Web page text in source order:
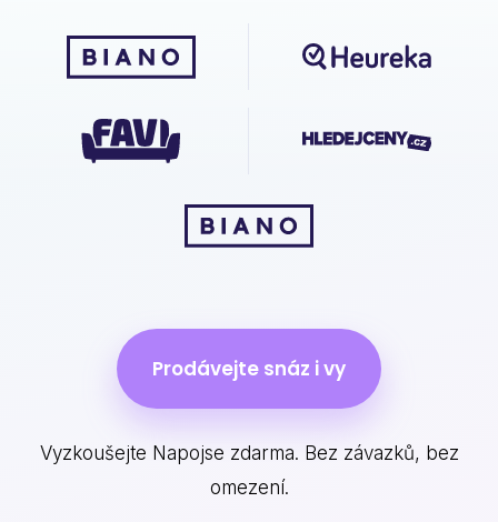
Prodávejte snáz i vy
Vyzkoušejte Napojse zdarma. Bez závazků, bez
omezení.